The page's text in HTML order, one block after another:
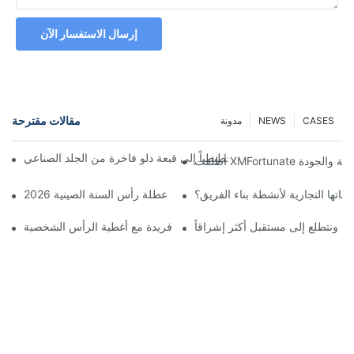
إرسال الاستفسار الآن
مقالات مقترحة CASES
NEWS مدونة
مصمم بريطاني رسماً تخطيطياً إلى قبعة دلو فاخرة من الجلد الصناعي
احتفال الافتتاح الكبير ابتداءً من عطلة رأس السنة الصينية 2026
التجارية لأنشطة بناء الفريق؟
تميز بإطلالة فريدة مع أغطية الرأس الشخصيةونتطلع إلى مستقبل أكثر إشراقاً